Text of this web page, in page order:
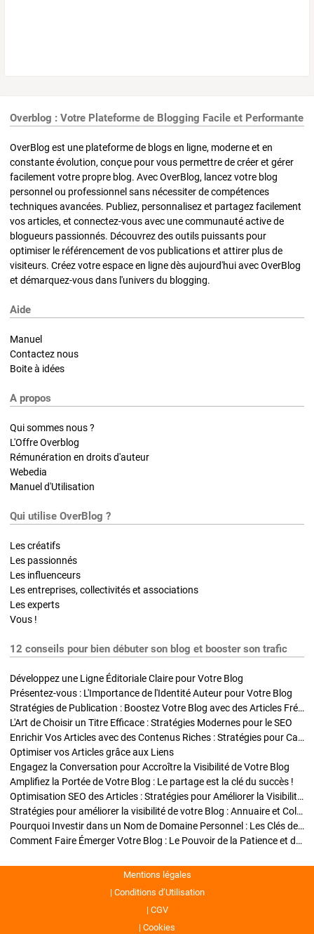
Overblog : Votre Plateforme de Blogging Facile et Performante
OverBlog est une plateforme de blogs en ligne, moderne et en
constante évolution, conçue pour vous permettre de créer et gérer
facilement votre propre blog. Avec OverBlog, lancez votre blog
personnel ou professionnel sans nécessiter de compétences
techniques avancées. Publiez, personnalisez et partagez facilement
vos articles, et connectez-vous avec une communauté active de
blogueurs passionnés. Découvrez des outils puissants pour
optimiser le référencement de vos publications et attirer plus de
visiteurs. Créez votre espace en ligne dès aujourd'hui avec OverBlog
et démarquez-vous dans l'univers du blogging.
Aide
Manuel
Contactez nous
Boite à idées
A propos
Qui sommes nous ?
L'Offre Overblog
Rémunération en droits d'auteur
Webedia
Manuel d'Utilisation
Qui utilise OverBlog ?
Les créatifs
Les passionnés
Les influenceurs
Les entreprises, collectivités et associations
Les experts
Vous !
12 conseils pour bien débuter son blog et booster son trafic
Développez une Ligne Éditoriale Claire pour Votre Blog
Présentez-vous : L'Importance de l'Identité Auteur pour Votre Blog
Stratégies de Publication : Boostez Votre Blog avec des Articles Fréquents et Exclusifs
L'Art de Choisir un Titre Efficace : Stratégies Modernes pour le SEO
Enrichir Vos Articles avec des Contenus Riches : Stratégies pour Captiver et Optimiser
Optimiser vos Articles grâce aux Liens
Engagez la Conversation pour Accroître la Visibilité de Votre Blog
Amplifiez la Portée de Votre Blog : Le partage est la clé du succès !
Optimisation SEO des Articles : Stratégies pour Améliorer la Visibilité de Votre Blog
Stratégies pour améliorer la visibilité de votre Blog : Annuaire et Collaborations
Pourquoi Investir dans un Nom de Domaine Personnel : Les Clés de la Réussite de Votre Blog
Comment Faire Émerger Votre Blog : Le Pouvoir de la Patience et de la Persévérance
Mentions légales
Conditions d’Utilisation
CGV
Cookies